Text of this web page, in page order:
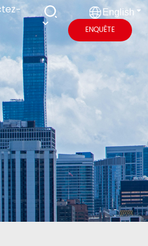
English
ENQUÊTE